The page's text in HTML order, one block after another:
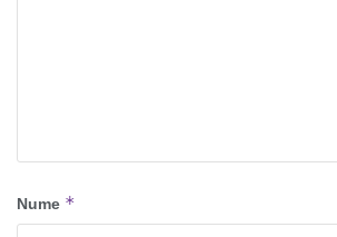
Nume *